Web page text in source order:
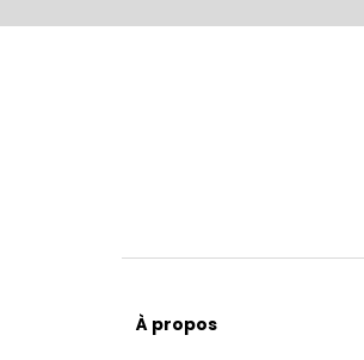
À propos